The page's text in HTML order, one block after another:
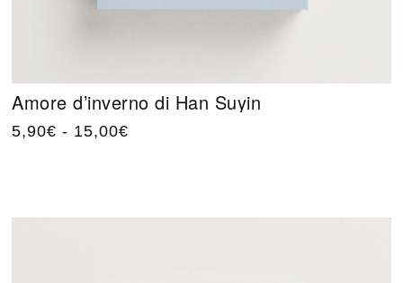
Amore d’inverno di Han Suyin
5,90€ - 15,00€